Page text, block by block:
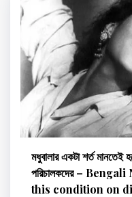
মধুবালার একটা শর্ত মানতেই
পরিচালকদের –
this condition on